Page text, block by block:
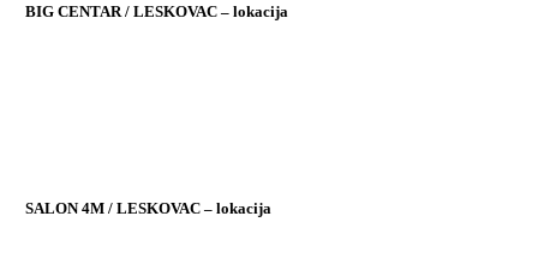
BIG CENTAR / LESKOVAC – lokacija
SALON 4M / LESKOVAC – lokacija